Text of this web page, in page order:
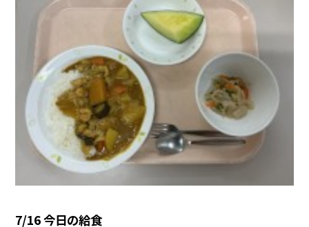
7/16 今日の給食